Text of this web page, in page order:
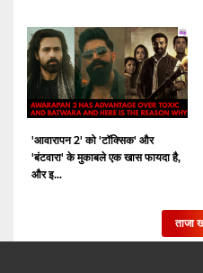
'आवारापन 2' को 'टॉक्सिक' और
'बंटवारा' के मुकाबले एक खास फायदा है,
और इ...
ताजा